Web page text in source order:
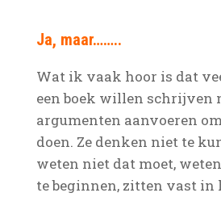
Ja, maar……..
Wat ik vaak hoor is dat
een boek willen schrijven
argumenten aanvoeren
doen. Ze denken niet te
weten niet dat moet,
te beginnen, zitten vast in